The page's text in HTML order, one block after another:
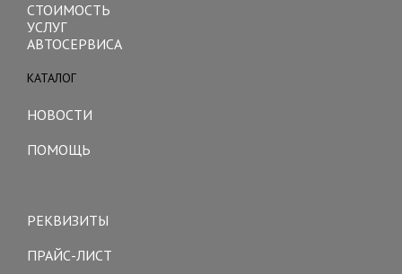
СТОИМОСТЬ
УСЛУГ
АВТОСЕРВИСА
КАТАЛОГ
НОВОСТИ
ПОМОЩЬ
РЕКВИЗИТЫ
ПРАЙС-ЛИСТ